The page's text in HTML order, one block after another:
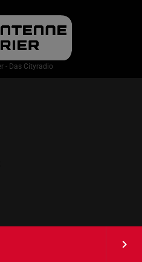
keyboard_arrow_right
- Das Cityradio